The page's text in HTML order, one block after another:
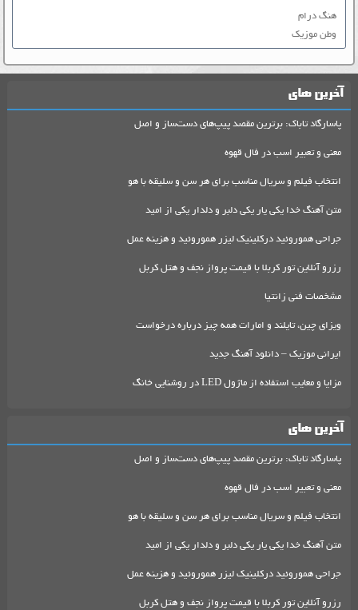
هنگ درام
وطن موزیک
آخرین های
پاسارگاد تاباک: برترین مقصد پیپ‌های دست‌ساز و اصل
معنی و تعبیر اسب در فال قهوه
انتخاب فیلم و سریال مناسب برای هر سن و سلیقه با هو
متن آهنگ خدا یکی یار یکی دلبر و دلدار یکی از امید
جراحی هموروئید درکلینیک لیزر هموروئید و هزینه عمل
رزرو آنلاین تور کربلا با قیمت پرواز نجف و هتل کربل
مشخصات فنی زانتیا
ویزای چین، تایلند و امارات همه چیز درباره درخواست
ایرانی موزیک – دانلود آهنگ جدید
مزایا و معایب استفاده از ماژول LED در روشنایی خانگ
آخرین های
پاسارگاد تاباک: برترین مقصد پیپ‌های دست‌ساز و اصل
معنی و تعبیر اسب در فال قهوه
انتخاب فیلم و سریال مناسب برای هر سن و سلیقه با هو
متن آهنگ خدا یکی یار یکی دلبر و دلدار یکی از امید
جراحی هموروئید درکلینیک لیزر هموروئید و هزینه عمل
رزرو آنلاین تور کربلا با قیمت پرواز نجف و هتل کربل